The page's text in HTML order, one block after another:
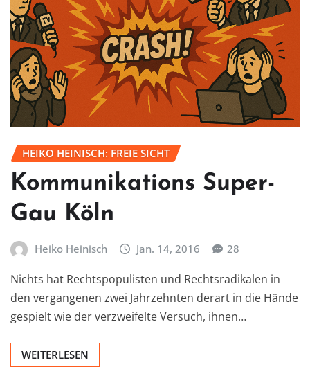
HEIKO HEINISCH: FREIE SICHT
Kommunikations Super-
Gau Köln
Heiko Heinisch Jan. 14, 2016 28
Nichts hat Rechtspopulisten und Rechtsradikalen in
den vergangenen zwei Jahrzehnten derart in die Hände
gespielt wie der verzweifelte Versuch, ihnen…
WEITERLESEN